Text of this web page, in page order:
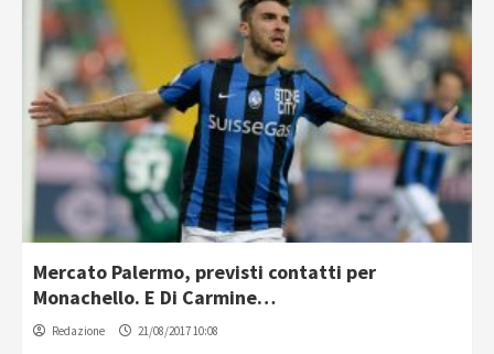
Mercato Palermo, previsti contatti per
Monachello. E Di Carmine…
Redazione 21/08/2017 10:08